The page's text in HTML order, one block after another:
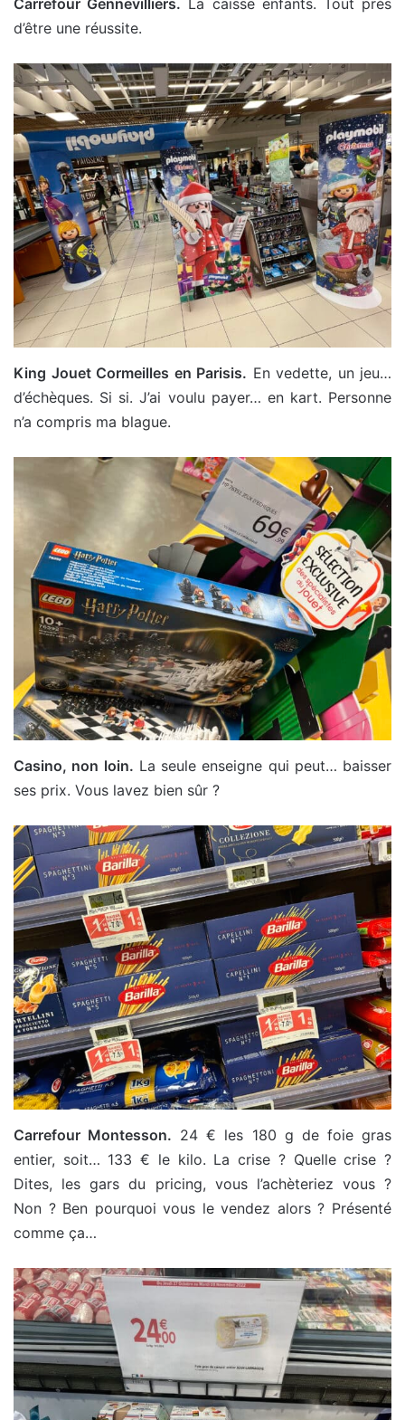
Carrefour Gennevilliers. La caisse enfants. Tout près
d’être une réussite.
King Jouet Cormeilles en Parisis. En vedette, un jeu…
d’échèques. Si si. J’ai voulu payer… en kart. Personne
n’a compris ma blague.
Casino, non loin. La seule enseigne qui peut… baisser
ses prix. Vous lavez bien sûr ?
Carrefour Montesson. 24 € les 180 g de foie gras
entier, soit… 133 € le kilo. La crise ? Quelle crise ?
Dites, les gars du pricing, vous l’achèteriez vous ?
Non ? Ben pourquoi vous le vendez alors ? Présenté
comme ça…